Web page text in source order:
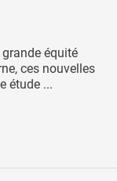
équité
ces nouvelles
étude ...